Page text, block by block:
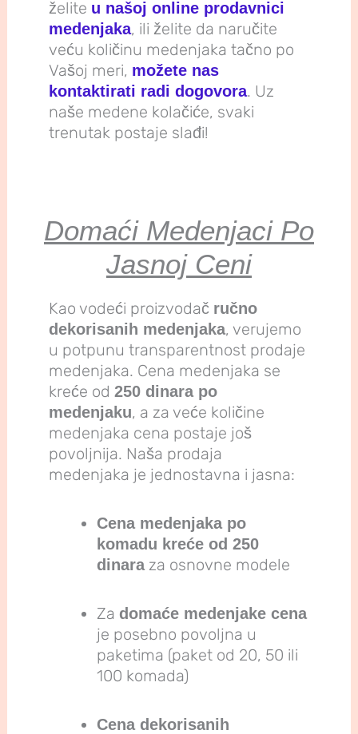
želite u našoj online prodavnici
medenjaka, ili želite da naručite
veću količinu medenjaka tačno po
Vašoj meri, možete nas
kontaktirati radi dogovora. Uz
naše medene kolačiće, svaki
trenutak postaje slađi!
Domaći Medenjaci Po
Jasnoj Ceni
Kao vodeći proizvodač ručno
dekorisanih medenjaka, verujemo
u potpunu transparentnost prodaje
medenjaka. Cena medenjaka se
kreće od250 dinara po
medenjaku, a za veće količine
medenjaka cena postaje još
povoljnija. Naša prodaja
medenjaka je jednostavna i jasna:
Cena medenjaka po
komadu kreće od 250
dinaraza osnovne modele
Za domaće medenjake cena
je posebno povoljna u
paketima (paket od 20, 50 ili
100 komada)
Cena dekorisanih